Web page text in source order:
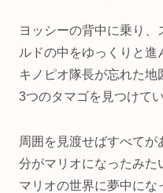
ヨッシーの背中に乗り
ルドの中をゆっくりと進
キノピオ隊長が忘れた地
3つのタマゴを見つけて
周囲を見渡せばすべてが
分がマリオになったみた
マリオの世界に夢中にな